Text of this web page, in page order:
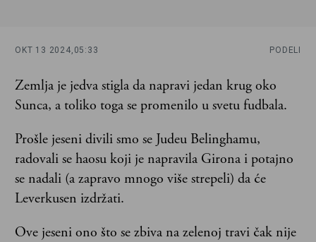
OKT 13 2024, 05:33 PODELI
Zemlja je jedva stigla da napravi jedan krug oko
Sunca, a toliko toga se promenilo u svetu fudbala.
Prošle jeseni divili smo se Judeu Belinghamu,
radovali se haosu koji je napravila Girona i potajno
se nadali (a zapravo mnogo više strepeli) da će
Leverkusen izdržati.
Ove jeseni ono što se zbiva na zelenoj travi čak nije